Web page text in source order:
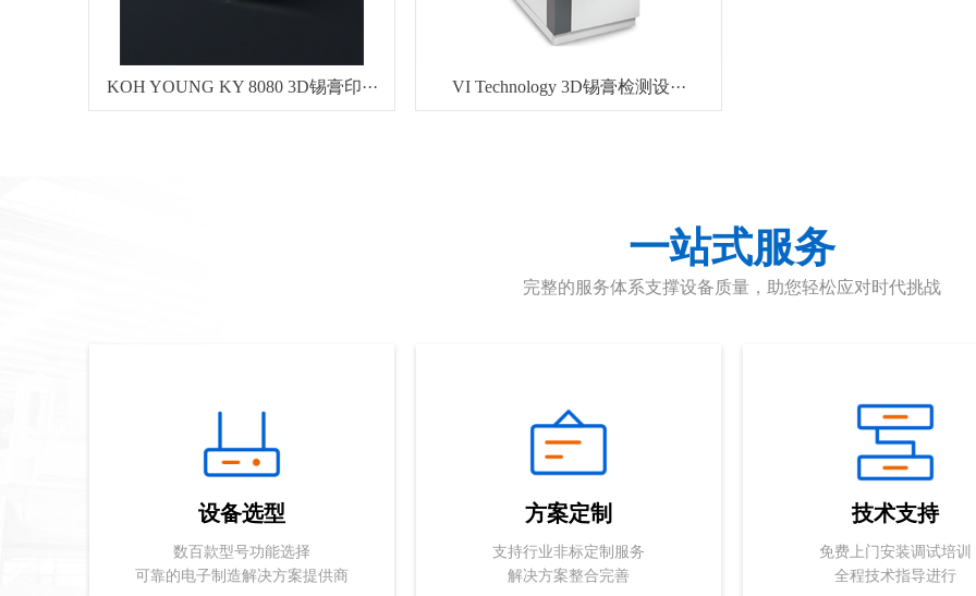
KOH YOUNG KY 8080 3D锡膏印··· VI Technology 3D锡膏检测设···
一站式服务
完整的服务体系支撑设备质量，助您轻松应对时代挑战
设备选型
数百款型号功能选择
可靠的电子制造解决方案提供商
方案定制
支持行业非标定制服务
解决方案整合完善
技术支持
免费上门安装调试培训
全程技术指导进行